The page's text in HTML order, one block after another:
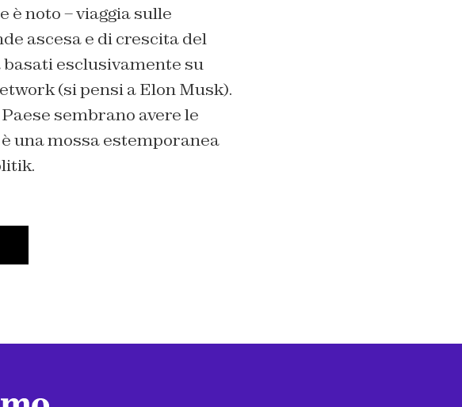
è noto – viaggia sulle
ascesa e di crescita del
esclusivamente su
(si pensi a Elon Musk).
sembrano avere le
una mossa estemporanea